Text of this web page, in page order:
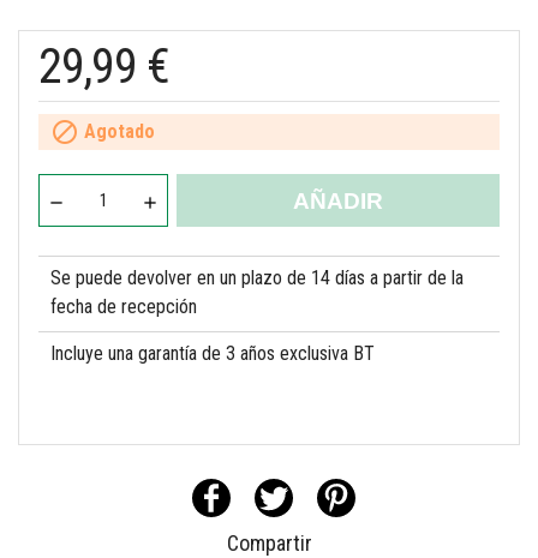
29,99 €
 Agotado
AÑADIR
Se puede devolver en un plazo de 14 días a partir de la
fecha de recepción
Incluye una garantía de 3 años exclusiva BT
Compartir